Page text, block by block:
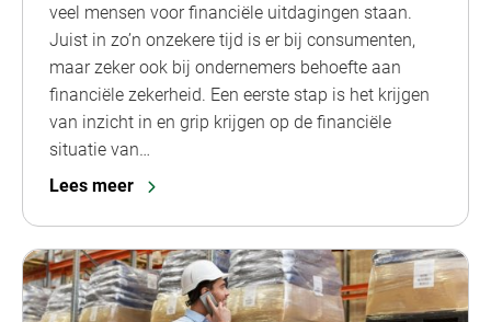
veel mensen voor financiële uitdagingen staan.
Juist in zo’n onzekere tijd is er bij consumenten,
maar zeker ook bij ondernemers behoefte aan
financiële zekerheid. Een eerste stap is het krijgen
van inzicht in en grip krijgen op de financiële
situatie van…
Lees meer